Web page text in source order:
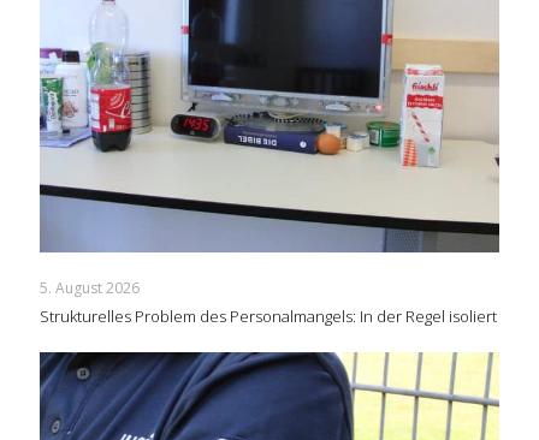
5. August 2026
Strukturelles Problem des Personalmangels: In der Regel isoliert